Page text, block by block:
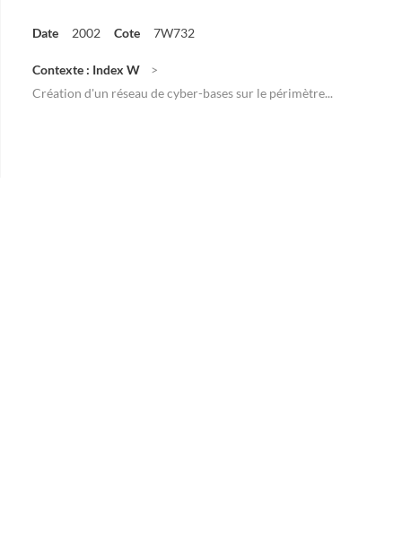
Date 2002 Cote 7W732
Contexte : Index W
Création d'un réseau de cyber-bases sur le périmètre...